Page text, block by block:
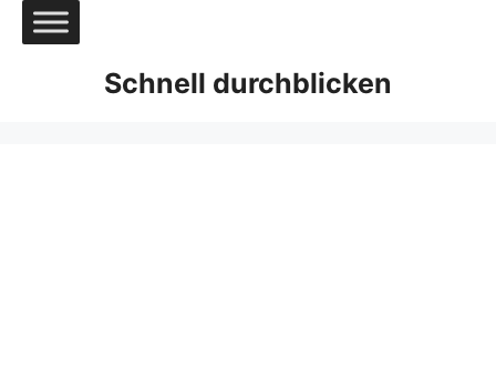
Zum
Inhalt
Schnell durchblicken